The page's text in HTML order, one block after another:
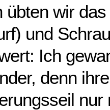
übten wir
und
Ich
denn
nur